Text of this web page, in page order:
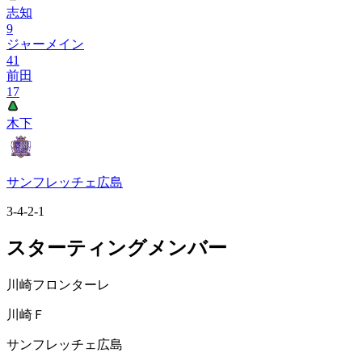
志知
9
ジャーメイン
41
前田
17
木下
サンフレッチェ広島
3-4-2-1
スターティングメンバー
川崎フロンターレ
川崎Ｆ
サンフレッチェ広島